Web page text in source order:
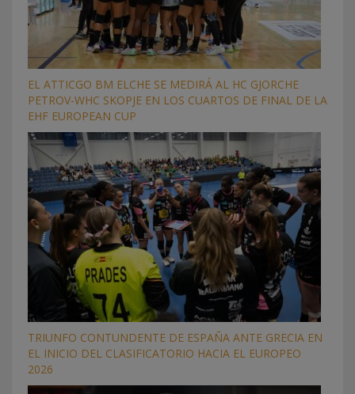
EL ATTICGO BM ELCHE SE MEDIRÁ AL HC GJORCHE
PETROV-WHC SKOPJE EN LOS CUARTOS DE FINAL DE LA
EHF EUROPEAN CUP
TRIUNFO CONTUNDENTE DE ESPAÑA ANTE GRECIA EN
EL INICIO DEL CLASIFICATORIO HACIA EL EUROPEO
2026